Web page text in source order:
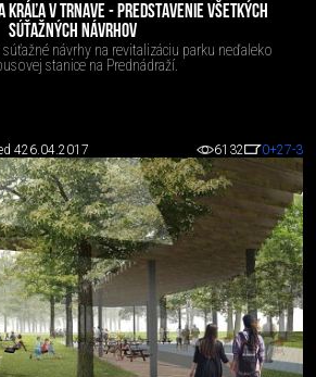
KRÁĽA V TRNAVE - PREDSTAVENIE VŠETKÝCH
SÚŤAŽNÝCH NÁVRHOV
návrhy na revitalizáciu parku neďaleko
stanice na Prednádraží.
426.04.2017 6132 0+27-3